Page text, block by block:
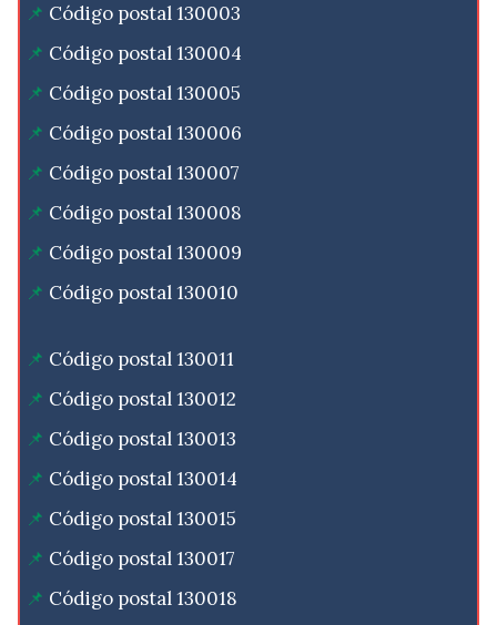
Código postal 130003
Código postal 130004
Código postal 130005
Código postal 130006
Código postal 130007
Código postal 130008
Código postal 130009
Código postal 130010
Código postal 130011
Código postal 130012
Código postal 130013
Código postal 130014
Código postal 130015
Código postal 130017
Código postal 130018